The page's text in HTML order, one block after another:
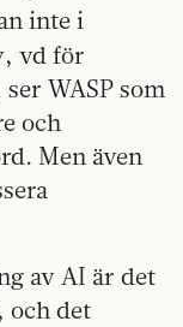
inte i
vd för
WASP som
och
Men även
av AI är det
och det